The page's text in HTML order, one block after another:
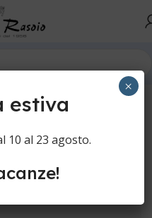
estiva
10 al 23 agosto.
×